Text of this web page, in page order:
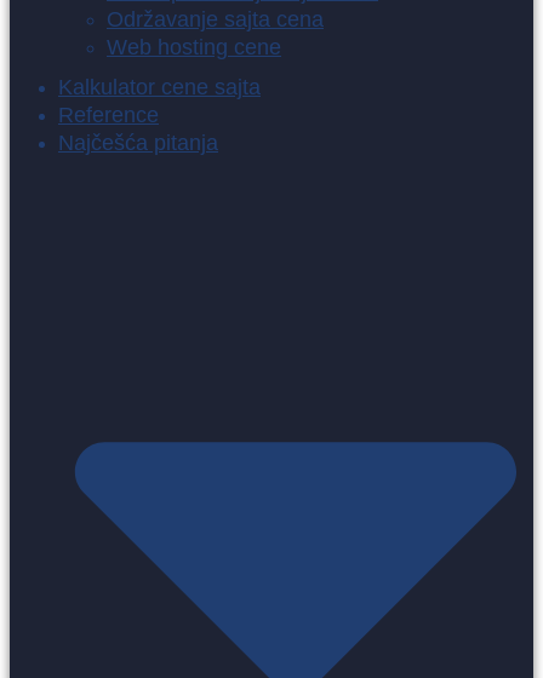
Održavanje sajta cena
Web hosting cene
Kalkulator cene sajta
Reference
Najčešća pitanja